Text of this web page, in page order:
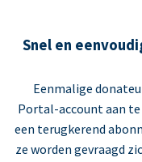
Snel en
Eenmalige
Portal-account aan te
een terugkerend
ze worden gevraagd